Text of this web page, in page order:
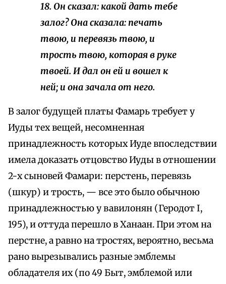
18. Он сказал: какой дать тебе
залог? Она сказала: печать
твою, и перевязь твою, и
трость твою, которая в руке
твоей. И дал он ей и вошел к
ней; и она зачала от него.
В залог будущей платы Фамарь требует у
Иуды тех вещей, несомненная
принадлежность которых Иуде впоследствии
имела доказать отцовство Иуды в отношении
2-х сыновей Фамари: перстень, перевязь
(шкур) и трость, — все это было обычною
принадлежностью у вавилонян (Геродот I,
195), и оттуда перешло в Ханаан. При этом на
перстне, а равно на тростях, вероятно, весьма
рано вырезывались разные эмблемы
обладателя их (по 49 Быт, эмблемой или